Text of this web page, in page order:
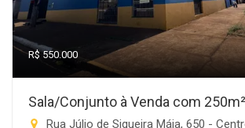
R$ 550.000
Sala/Conjunto à Venda com 250m²
Rua Júlio de Siqueira Máia, 650 - Centro,